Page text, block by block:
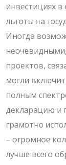
инвестициях
льготы на
Иногда
проектов,
могли
полным
декларацию и
грамотно
– огромное
лучше всего